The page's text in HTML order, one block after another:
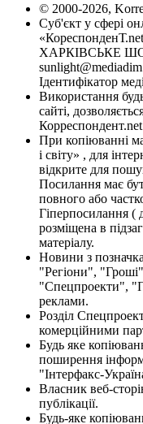
© 2000-2026,
Суб'єкт у сфері
ХАРКІВСЬКЕ
Ідентифікатор
Використання
сайті,
При копіюванні
і світу» , для
відкрите для
Посилання має
повного або
Гіперпосилання (
розміщена в
матеріалу.
Новини з
"Регіони",
"Спецпроекти",
реклами.
Розділ
комерційними
Будь яке
поширення
"Інтерфакс-
Власник веб-
публікації.
Будь-яке